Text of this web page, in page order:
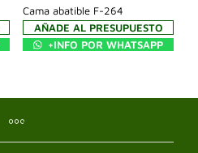
Cama abatible F-264
AÑADE AL PRESUPUESTO
+INFO POR WHATSAPP